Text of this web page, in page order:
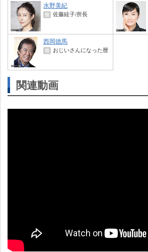
水野美紀
役 佐藤絃子/所長
西岡徳馬
役 おじいさんになった暦
関連動画